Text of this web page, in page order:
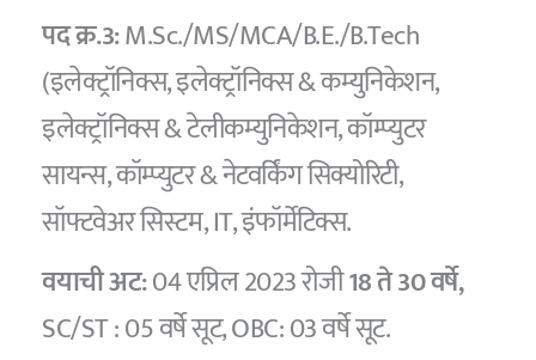
पद क्र.3:M.Sc./MS/MCA/B.E./B.Tech
(इलेक्ट्रॉनिक्स, इलेक्ट्रॉनिक्स & कम्युनिकेशन,
इलेक्ट्रॉनिक्स & टेलीकम्युनिकेशन, कॉम्प्युटर
सायन्स, कॉम्प्युटर & नेटवर्किंग सिक्योरिटी,
सॉफ्टवेअर सिस्टम, IT, इंफॉर्मेटिक्स.
वयाची अट:04 एप्रिल 2023 रोजी18 ते 30 वर्षे,
SC/ST : 05 वर्षे सूट, OBC: 03 वर्षे सूट.